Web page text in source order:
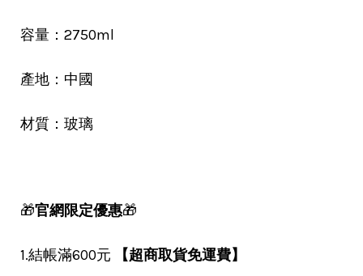
容量：2750ml
產地：中國
材質：玻璃
🎁官網限定優惠🎁
1.結帳滿600元 【超商取貨免運費】